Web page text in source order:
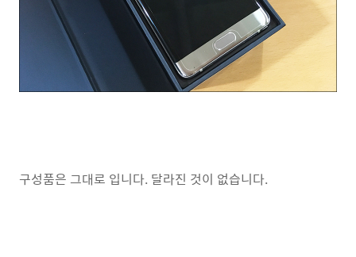
구성품은 그대로 입니다. 달라진 것이 없습니다.